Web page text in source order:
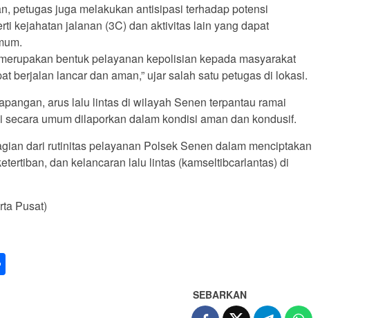
petugas juga melakukan antisipasi terhadap potensi
kejahatan jalanan (3C) dan aktivitas lain yang dapat
bentuk pelayanan kepolisian kepada masyarakat
berjalan lancar dan aman,” ujar salah satu petugas di lokasi.
arus lalu lintas di wilayah Senen terpantau ramai
secara umum dilaporkan dalam kondisi aman dan kondusif.
dari rutinitas pelayanan Polsek Senen dalam menciptakan
dan kelancaran lalu lintas (kamseltibcarlantas) di
Pusat)
SEBARKAN